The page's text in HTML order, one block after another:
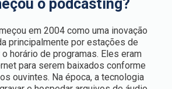
o podcasting?
em 2004 como uma inovação
principalmente por estações de
horário de programas. Eles eram
para serem baixados conforme
ouvintes. Na época, a tecnologia